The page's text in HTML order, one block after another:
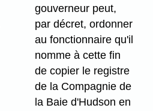
gouverneur peut,
par décret, ordonner
au fonctionnaire qu'il
nomme à cette fin
de copier le registre
de la Compagnie de
la Baie d'Hudson en